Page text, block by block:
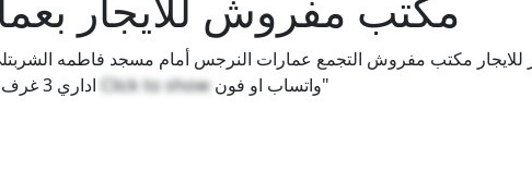
Click to show
واتساب او فون"